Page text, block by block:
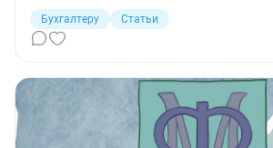
Бухгалтеру
Статьи